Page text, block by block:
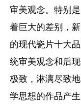
审美观念。特别
着巨大的差别，
的现代瓷片十大
统审美观念和后
极致，淋漓尽致
学思想的作品产